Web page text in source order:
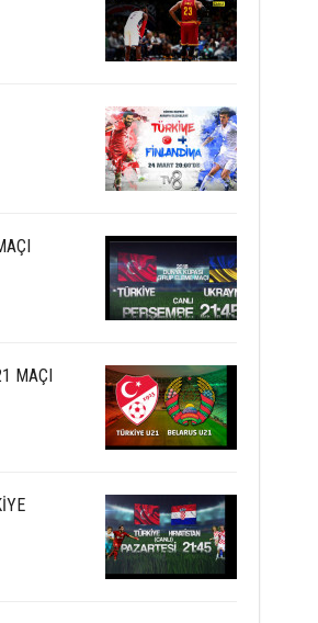
MAÇI